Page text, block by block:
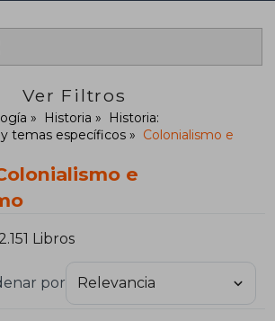
Ver Filtros
Historia
Historia:
temas específicos
Colonialismo e
e
Libros
por